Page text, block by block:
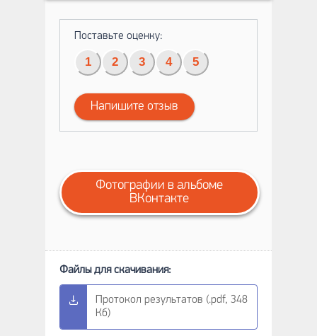
Поставьте оценку:
1 2 3 4 5
Напишите отзыв
Фотографии в альбоме
ВКонтакте
Протокол результатов (.pdf, 348
Кб)